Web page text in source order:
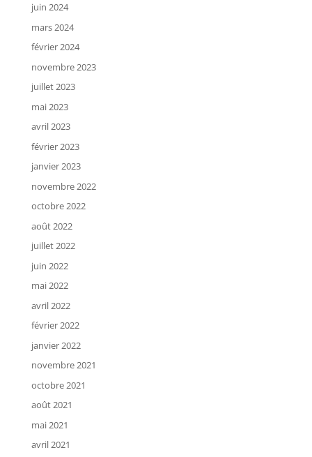
juin 2024
mars 2024
février 2024
novembre 2023
juillet 2023
mai 2023
avril 2023
février 2023
janvier 2023
novembre 2022
octobre 2022
août 2022
juillet 2022
juin 2022
mai 2022
avril 2022
février 2022
janvier 2022
novembre 2021
octobre 2021
août 2021
mai 2021
avril 2021